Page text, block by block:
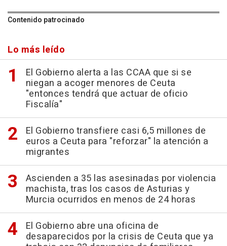
Contenido patrocinado
Lo más leído
El Gobierno alerta a las CCAA que si se
niegan a acoger menores de Ceuta
"entonces tendrá que actuar de oficio
Fiscalía"
El Gobierno transfiere casi 6,5 millones de
euros a Ceuta para "reforzar" la atención a
migrantes
Ascienden a 35 las asesinadas por violencia
machista, tras los casos de Asturias y
Murcia ocurridos en menos de 24 horas
El Gobierno abre una oficina de
desaparecidos por la crisis de Ceuta que ya